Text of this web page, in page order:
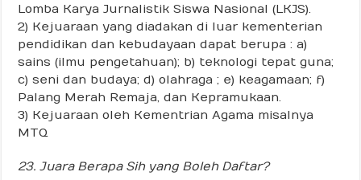
Lomba Karya Jurnalistik Siswa Nasional (LKJS).
2) Kejuaraan yang diadakan di luar kementerian
pendidikan dan kebudayaan dapat berupa : a)
sains (ilmu pengetahuan); b) teknologi tepat guna;
c) seni dan budaya; d) olahraga ; e) keagamaan; f)
Palang Merah Remaja, dan Kepramukaan.
3) Kejuaraan oleh Kementrian Agama misalnya
MTQ
23. Juara Berapa Sih yang Boleh Daftar?